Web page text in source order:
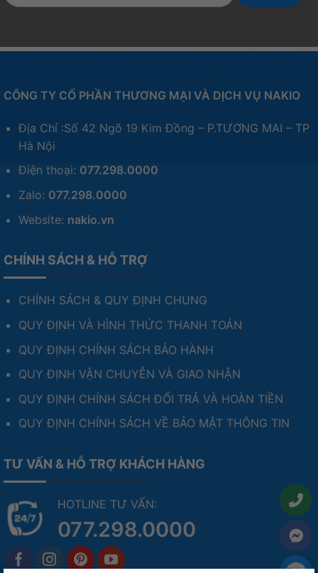
CÔNG TY CỔ PHẦN THƯƠNG MẠI VÀ DỊCH VỤ NAKIO
Địa Chỉ :Số 42 Ngõ 19 Kim Đồng – P.TƯƠNG MAI – TP
Hà Nội
Điện thoại: 077.298.0000
Zalo: 077.298.0000
Website: nakio.vn
CHÍNH SÁCH & HỖ TRỢ
CHÍNH SÁCH & QUY ĐỊNH CHUNG
QUY ĐỊNH VÀ HÌNH THỨC THANH TOÁN
QUY ĐỊNH CHÍNH SÁCH BẢO HÀNH
QUY ĐỊNH VẬN CHUYỄN VÀ GIAO NHẬN
QUY ĐỊNH CHÍNH SÁCH ĐỔI TRẢ VÀ HOÀN TIỀN
QUY ĐỊNH CHÍNH SÁCH VỀ BẢO MẬT THÔNG TIN
TƯ VẤN & HỖ TRỢ KHÁCH HÀNG
HOTLINE TƯ VẤN:
077.298.0000